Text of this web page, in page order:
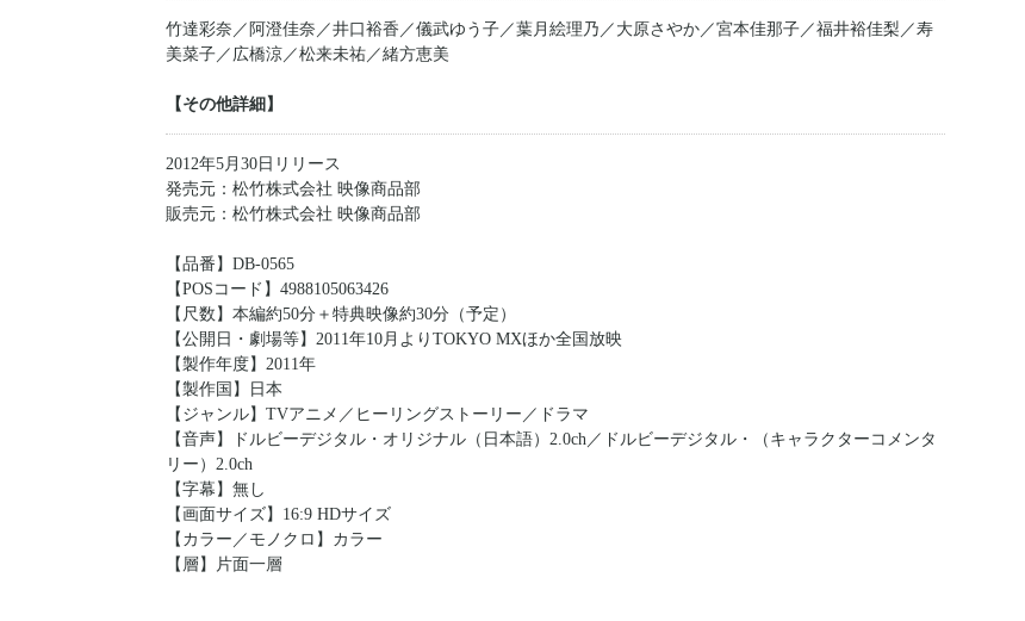
竹達彩奈／阿澄佳奈／井口裕香／儀武ゆう子／葉月絵理乃／大原さやか／宮本佳那子／福井裕佳梨／寿
美菜子／広橋涼／松来未祐／緒方恵美
【その他詳細】
2012年5月30日リリース
発売元：松竹株式会社 映像商品部
販売元：松竹株式会社 映像商品部
【品番】DB-0565
【POSコード】4988105063426
【尺数】本編約50分＋特典映像約30分（予定）
【公開日・劇場等】2011年10月よりTOKYO MXほか全国放映
【製作年度】2011年
【製作国】日本
【ジャンル】TVアニメ／ヒーリングストーリー／ドラマ
【音声】ドルビーデジタル・オリジナル（日本語）2.0ch／ドルビーデジタル・（キャラクターコメンタ
リー）2.0ch
【字幕】無し
【画面サイズ】16:9 HDサイズ
【カラー／モノクロ】カラー
【層】片面一層